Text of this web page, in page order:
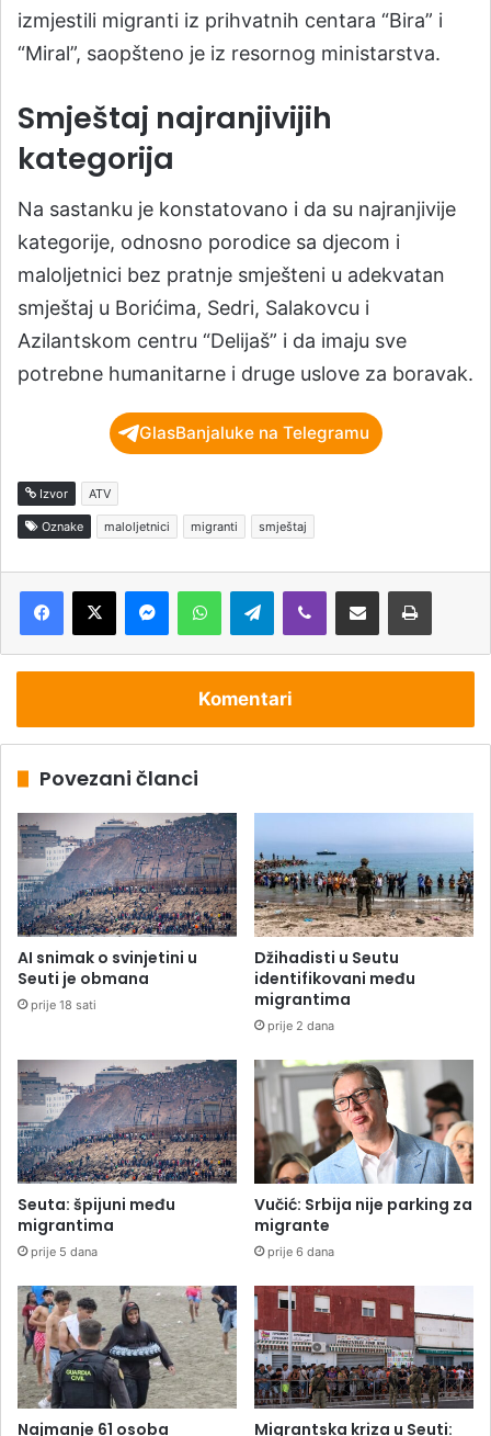
izmjestili migranti iz prihvatnih centara “Bira” i
“Miral”, saopšteno je iz resornog ministarstva.
Smještaj najranjivijih
kategorija
Na sastanku je konstatovano i da su najranjivije
kategorije, odnosno porodice sa djecom i
maloljetnici bez pratnje smješteni u adekvatan
smještaj u Borićima, Sedri, Salakovcu i
Azilantskom centru “Delijaš” i da imaju sve
potrebne humanitarne i druge uslove za boravak.
GlasBanjaluke na Telegramu
Izvor ATV
Oznake maloljetnici migranti smještaj
Telegram
Komentari
Povezani članci
AI snimak o svinjetini u
Seuti je obmana
prije 18 sati
Džihadisti u Seutu
identifikovani među
migrantima
prije 2 dana
Seuta: špijuni među
migrantima
prije 5 dana
Vučić: Srbija nije parking za
migrante
prije 6 dana
Najmanje 61 osoba Migrantska kriza u Seuti: